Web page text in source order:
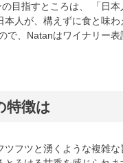
目指すところは、 「日本
本人が、構えずに食と味
で、Natanはワイナリー
特徴は
ツフツと湧くような複雑